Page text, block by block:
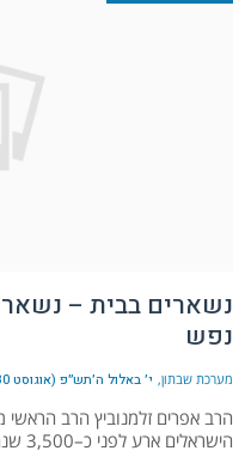
נשארים בבית –
נפש
מערכת שבתון י׳ באלול ה׳תש״פ (אוגוסט 30, 2020)
הרב אפרים זלמנוביץ הרב
הישראלים ארע לפני כ–3,500 שנה. בעצת משה רבנו, זקני